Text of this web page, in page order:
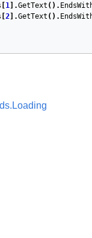
1 ].GetText ().
2 ].GetText ().